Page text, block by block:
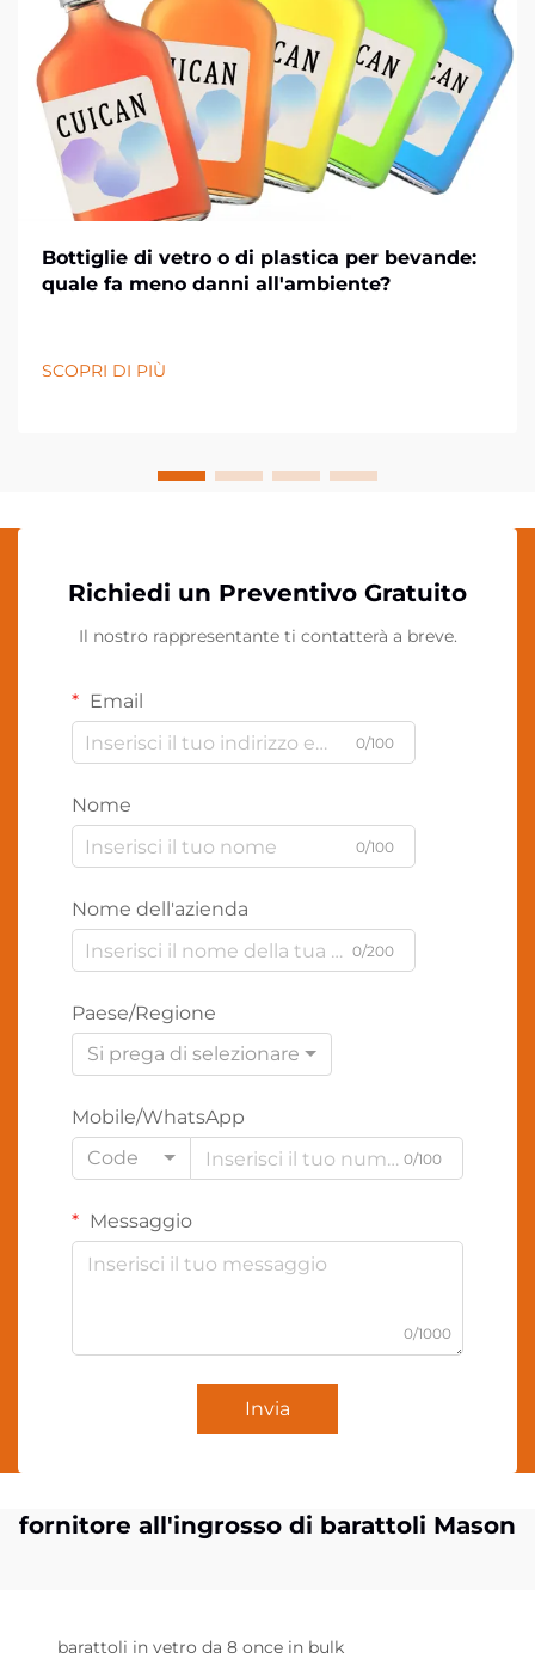
Bottiglie di vetro o di plastica per bevande:
quale fa meno danni all'ambiente?
SCOPRI DI PIÙ
Richiedi un Preventivo Gratuito
Il nostro rappresentante ti contatterà a breve.
Email
0/100
Nome
0/100
Nome dell'azienda
0/200
Paese/Regione
Si prega di selezionare
Mobile/WhatsApp
Code
0/100
Messaggio
0/1000
Invia
fornitore all'ingrosso di barattoli Mason
barattoli in vetro da 8 once in bulk